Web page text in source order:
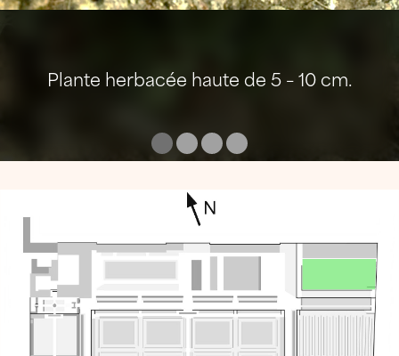
Plante herbacée haute de 5 – 10 cm.